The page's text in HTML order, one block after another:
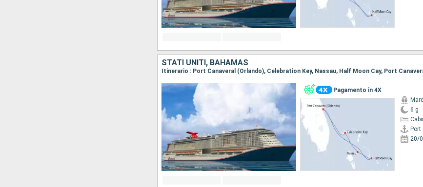
STATI UNITI, BAHAMAS
Itinerario : Port Canaveral (Orlando), Celebration Key, Nassau, Half Moon Cay, Port
Pagamento in 4X
6 g
20/